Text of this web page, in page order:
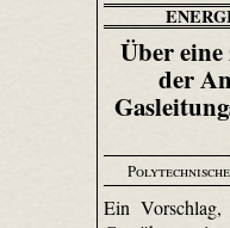
Über
der
Ein